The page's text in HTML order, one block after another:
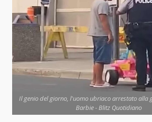
Il genio del giorno, l'uomo ubriaco arrestato alla
Barbie - Blitz Quotidiano